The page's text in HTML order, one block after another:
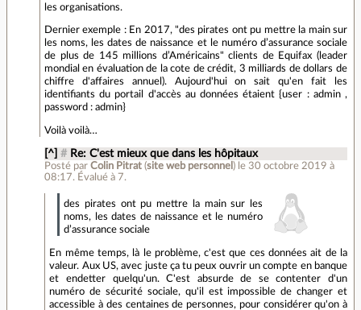
les organisations.
Dernier exemple : En 2017, "des pirates ont pu mettre la main sur
les noms, les dates de naissance et le numéro d’assurance sociale
de plus de 145 millions d’Américains" clients de Equifax (leader
mondial en évaluation de la cote de crédit, 3 milliards de dollars de
chiffre d'affaires annuel). Aujourd'hui on sait qu'en fait les
identifiants du portail d'accès au données étaient {user : admin ,
password : admin}
Voilà voilà…
[^] # Re: C'est mieux que dans les hôpitaux
Posté parColin Pitrat (site web personnel ) le 30 octobre 2019 à
08:17. Évalué à7.
des pirates ont pu mettre la main sur les
noms, les dates de naissance et le numéro
d’assurance sociale
En même temps, là le problème, c'est que ces données ait de la
valeur. Aux US, avec juste ça tu peux ouvrir un compte en banque
et endetter quelqu'un. C'est absurde de se contenter d'un
numéro de sécurité sociale, qu'il est impossible de changer et
accessible à des centaines de personnes, pour considérer qu'on à